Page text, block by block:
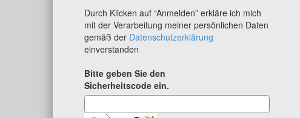
Durch Klicken auf “Anmelden” erkläre ich mich
mit der Verarbeitung meiner persönlichen Daten
gemäß der Datenschutzerklärung
einverstanden
Bitte geben Sie den
Sicherheitscode ein.